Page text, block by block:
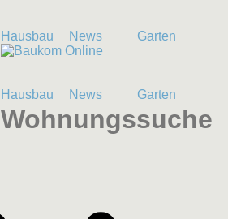
Hausbau News
Garten
Hausbau News
Garten
Wohnungssuche